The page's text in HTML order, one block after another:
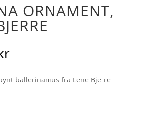
ORNAMENT,
ballerinamus fra Lene Bjerre